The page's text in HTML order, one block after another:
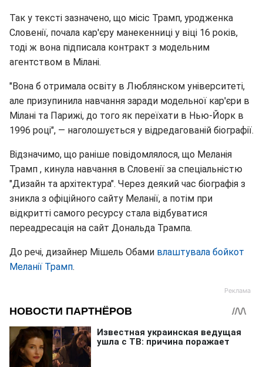
Так у тексті зазначено, що місіс Трамп, уродженка
Словенії, почала кар'єру манекенниці у віці 16 років,
тоді ж вона підписала контракт з модельним
агентством в Мілані.
"Вона б отримала освіту в Люблянском університеті,
але призупинила навчання заради модельної кар'єри в
Мілані та Парижі, до того як переїхати в Нью-Йорк в
1996 році", — наголошується у відредагованій біографії.
Відзначимо, що раніше повідомлялося, що Меланія
Трамп , кинула навчання в Словенії за спеціальністю
"Дизайн та архітектура". Через деякий час біографія з
зникла з офіційного сайту Меланії, а потім при
відкритті самого ресурсу стала відбуватися
переадресація на сайт Дональда Трампа.
До речі, дизайнер Мішель Обами влаштувала бойкот
Меланії Трамп.